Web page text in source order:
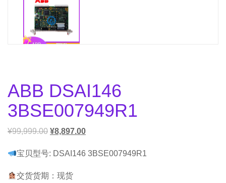
ABB DSAI146
3BSE007949R1
¥99,999.00 ¥8,897.00
宝贝型号: DSAI146 3BSE007949R1
交货货期：现货